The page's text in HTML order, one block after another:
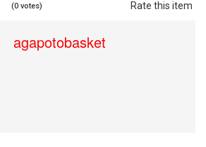
Rate this item
(0 votes)
agapotobasket